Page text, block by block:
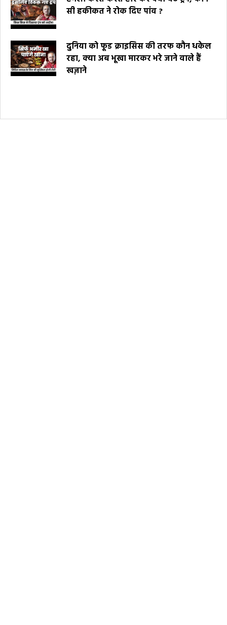
सी हकीकत ने रोक दिए पांव ?
दुनिया को फूड क्राइसिस की तरफ कौन धकेल
रहा, क्या अब भूखा मारकर भरे जाने वाले हैं
खज़ाने